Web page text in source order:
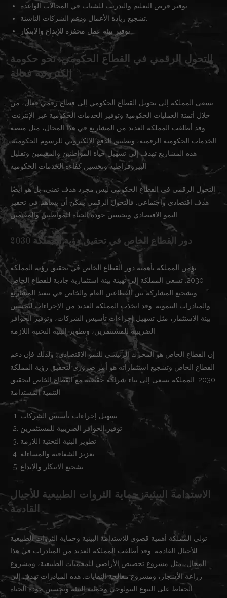
توفير فرص التعليم والتدريب للشباب في المجالات الواعدة.
تشجيع ريادة الأعمال ودعم الشركات الناشئة.
توفير بيئة عمل محفزة للإبداع والابتكار.
التحول الرقمي في القطاع الحكومي: نحو حكومة
إلكترونية فعالة
تسعى المملكة إلى تحويل القطاع الحكومي إلى قطاع رقمي فعال، من
خلال أتمتة العمليات الحكومية وتوفير الخدمات الحكومية عبر الإنترنت.
وقد أطلقت المملكة العديد من المشاريع في هذا المجال، مثل منصة
الخدمات الحكومية الرقمية، وتطبيق الدفع الإلكتروني للرسوم الحكومية.
هذه المشاريع تهدف إلى تسهيل حياة المواطنين والمقيمين وتقليل
البيروقراطية وتحسين كفاءة الخدمات الحكومية.
التحول الرقمي في القطاع الحكومي ليس مجرد هدف تقني، بل هو أيضًا
هدف اقتصادي واجتماعي. فالتحول الرقمي يمكن أن يساهم في تحفيز
النمو الاقتصادي وتحسين جودة الحياة للمواطنين والمقيمين.
دور القطاع الخاص في تحقيق رؤية المملكة 2030
تؤمن المملكة بأهمية دور القطاع الخاص في تحقيق رؤية المملكة
2030. تسعى المملكة إلى تهيئة بيئة استثمارية جاذبة للقطاع الخاص
وتشجيع المشاركة بين القطاعين العام والخاص في تنفيذ المشاريع
والمبادرات التنموية. وقد اتخذت المملكة العديد من الإجراءات لتحسين
بيئة الاستثمار، مثل تسهيل إجراءات تأسيس الشركات، وتوفير الحوافز
الضريبية للمستثمرين، وتطوير البنية التحتية اللازمة.
إن القطاع الخاص هو المحرك الرئيسي للنمو الاقتصادي، ولذلك فإن دعم
القطاع الخاص وتشجيع استثماراته هو أمر ضروري لتحقيق رؤية المملكة
2030. المملكة تسعى إلى بناء شراكة حقيقية مع القطاع الخاص لتحقيق
التنمية المستدامة.
تسهيل إجراءات تأسيس الشركات.
توفير الحوافز الضريبية للمستثمرين.
تطوير البنية التحتية اللازمة.
تعزيز الشفافية والمساءلة.
تشجيع الابتكار والإبداع.
الاستدامة البيئية: حماية الثروات الطبيعية للأجيال
القادمة
تولي المملكة أهمية قصوى للاستدامة البيئية وحماية الثروات الطبيعية
للأجيال القادمة. وقد أطلقت المملكة العديد من المبادرات في هذا
المجال، مثل مشروع تخصيص الأراضي للمحميات الطبيعية، ومشروع
زراعة الأشجار، ومشروع معالجة النفايات. هذه المبادرات تهدف إلى
الحفاظ على التنوع البيولوجي وحماية البيئة وتحسين جودة الحياة.